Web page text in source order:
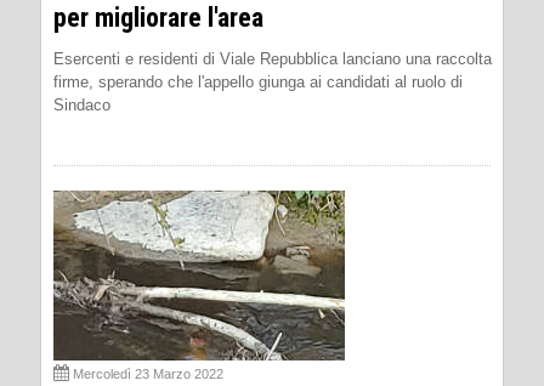
per migliorare l'area
Esercenti e residenti di Viale Repubblica lanciano una raccolta
firme, sperando che l'appello giunga ai candidati al ruolo di
Sindaco
Mercoledì 23 Marzo 2022